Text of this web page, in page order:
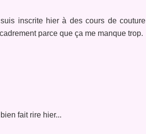
inscrite hier à des cours de couture
parce que ça me manque trop.
fait rire hier...